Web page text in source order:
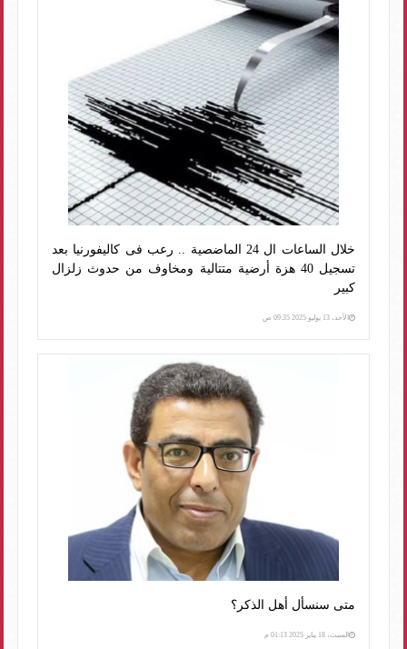
خلال الساعات ال 24 الماضصية .. رعب فى كاليفورنيا بعد
تسجيل 40 هزة أرضية متتالية ومخاوف من حدوث زلزال
كبير
الأحد، 13 يوليو 2025 09:35 ص
متى سنسأل أهل الذكر؟
السبت، 18 يناير 2025 01:13 م